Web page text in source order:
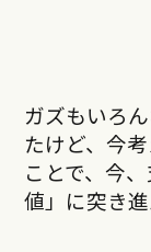
ガズもいろ
たけど、今
ことで、今
値」に突き進